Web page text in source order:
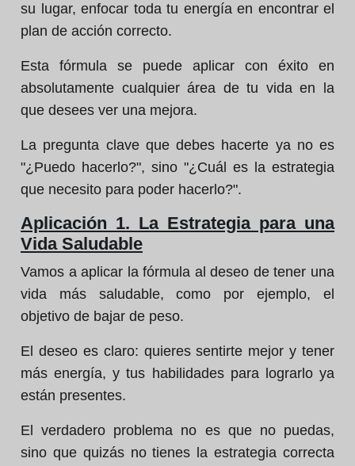
su lugar, enfocar toda tu energía en encontrar el
plan de acción correcto.
Esta fórmula se puede aplicar con éxito en
absolutamente cualquier área de tu vida en la
que desees ver una mejora.
La pregunta clave que debes hacerte ya no es
"¿Puedo hacerlo?", sino "¿Cuál es la estrategia
que necesito para poder hacerlo?".
Aplicación 1. La Estrategia para una
Vida Saludable
Vamos a aplicar la fórmula al deseo de tener una
vida más saludable, como por ejemplo, el
objetivo de bajar de peso.
El deseo es claro: quieres sentirte mejor y tener
más energía, y tus habilidades para lograrlo ya
están presentes.
El verdadero problema no es que no puedas,
sino que quizás no tienes la estrategia correcta